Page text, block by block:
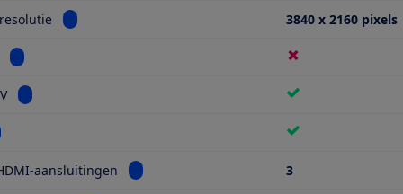
Bekijk informatie voor Schermresolutie3840 x 2160 pixels
Bekijk informatie voor Miniled
Bekijk informatie voor Smart TV
informatie voor Wifi
aansluitingen Bekijk informatie voor Aantal HDMI-
3